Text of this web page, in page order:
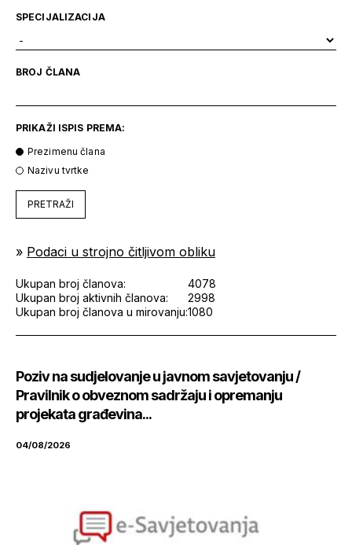
SPECIJALIZACIJA
BROJ ČLANA
PRIKAŽI ISPIS PREMA:
Prezimenu člana
Nazivu tvrtke
PRETRAŽI
» Podaci u strojno čitljivom obliku
Ukupan broj članova:
4078
Ukupan broj aktivnih članova:
2998
Ukupan broj članova u mirovanju:1080
Poziv na sudjelovanje u javnom savjetovanju /
Pravilnik o obveznom sadržaju i opremanju
projekata građevina...
04/08/2026